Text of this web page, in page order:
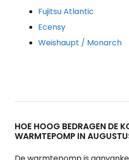
Fujitsu Atlantic
Ecensy
Weishaupt / Monarch
HOE HOOG BEDRAGEN DE
WARMTEPOMP IN